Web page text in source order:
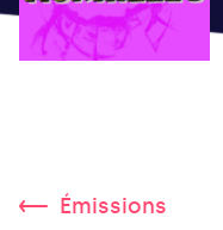
Émissions